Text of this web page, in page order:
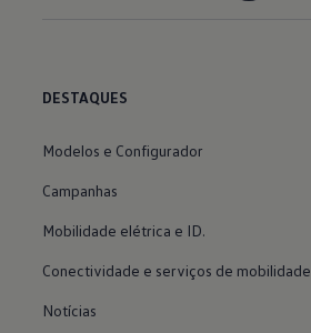
DESTAQUES
Modelos e Configurador
Campanhas
Mobilidade elétrica e ID.
Conectividade e serviços de mobilidade
Notícias